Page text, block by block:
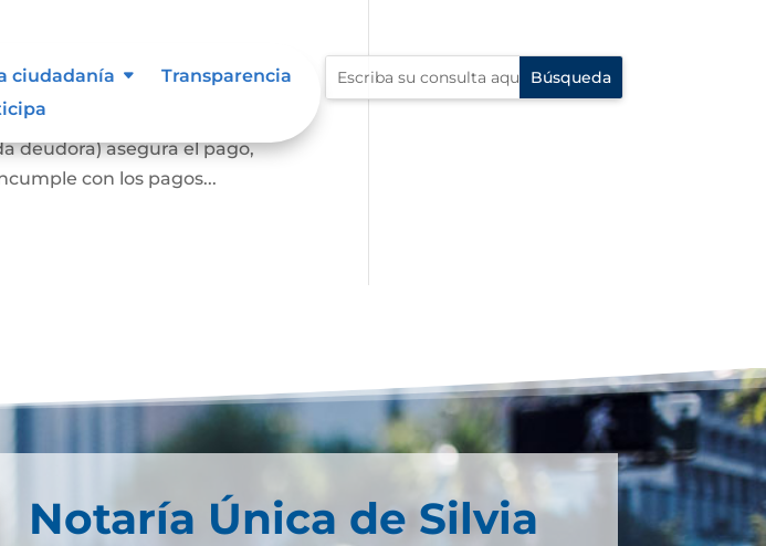
ciudadanía
Transparencia
(llamada acreedora) le
deudora) asegura el pago,
con los pagos...
Notaría Única de Silvia